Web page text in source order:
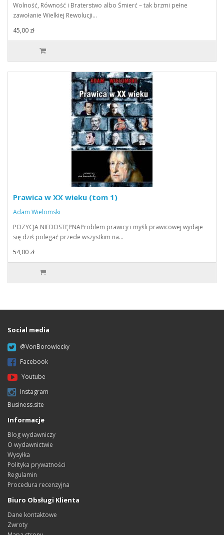
Wolność, Równość i Braterstwo albo Śmierć – tak brzmi pełne
zawołanie Wielkiej Rewolucji…
45,00 zł
Prawica w XX wieku (tom 1)
Adam Wielomski
POZYCJA NIEDOSTĘPNAProblem prawicy i myśli prawicowej wydaje
się dziś polegać przede wszystkim na…
54,00 zł
Social media
@VonBorowiecky
Facebook
Youtube
Instagram
Business.site
Informacje
Blog wydawniczy
O wydawnictwie
Wysyłka
Polityka prywatności
Regulamin
Procedura recenzyjna
Biuro Obsługi Klienta
Dane kontaktowe
Zwroty